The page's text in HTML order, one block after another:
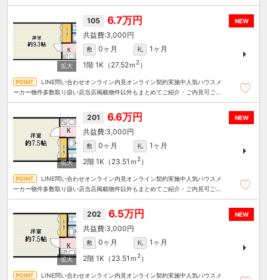
NEW
105 6.7万円
3,000円
敷 0ヶ月 礼
1ヶ月
1階 1K（27.52ｍ 2）
LINE問い合わせオンライン内見オンライン契約実施中人気ハウスメ
ーカー物件多数取り扱い店当店掲載物件以外もまとめてご紹介・ご内見可ご予
NEW
201 6.6万円
3,000円
敷 0ヶ月 礼
1ヶ月
2階 1K（23.51ｍ 2）
LINE問い合わせオンライン内見オンライン契約実施中人気ハウスメ
ーカー物件多数取り扱い店当店掲載物件以外もまとめてご紹介・ご内見可ご予
NEW
202 6.5万円
3,000円
敷 0ヶ月 礼
1ヶ月
2階 1K（23.51ｍ 2）
LINE問い合わせオンライン内見オンライン契約実施中人気ハウスメ